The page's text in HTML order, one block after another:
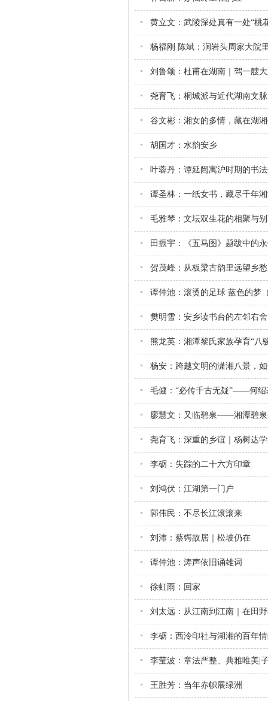
黄立文：武陵深处真有一处“桃
杨福刚 陈斌：涧岩头周家大院
刘鲁颂：杜甫在湖南｜驾一艘
尧育飞：桐城派与近代湖南文
谷文彬：湘女的多情，藏在湖
胡国才：水韵安乡
叶蓉丹：谭延闿寓沪时期的书
谭圣林：一纸女书，藏尽千年
毛雅琴：文坛双生花的相聚与
田振宇：《五马图》题跋中的
贺茂峰：从板梁古韵里远望乡愁
谭仲池：滚烫的足球 蓝色的梦
樊明雪：安乡读书台的左邻右舍
熊龙英：湘潭黎氏家族孕育“八
杨安：跨越文明的潇湘八景，
毛健：“必传千古无疑”——何绍
廖慧文：又临碧泉——湘潭碧泉
尧育飞：深重的乡谊｜杨树达
李砺：失踪的二十六方印章
刘鸿伏：江湖第一门户
郭伟民：不尽长江滚滚来
刘沛：蔡锷故居｜松坡仍在
谭仲池：涛声依旧诵雄词
徐虹雨：回家
刘太远：从江南到江南｜在田
李砺：西泠印社与湖湘的百年
李莹波：章法严整、典雅唯美|
王胜芳：当年赤帜展绿洲